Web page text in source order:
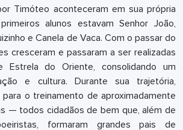
Timóteo aconteceram em sua própria
alunos estavam Senhor João,
e Canela de Vaca. Com o passar do
cresceram e passaram a ser realizadas
Estrela do Oriente, consolidando um
e cultura.
Durante sua trajetória,
o treinamento de aproximadamente
— todos cidadãos de bem que, além de
formaram grandes pais de